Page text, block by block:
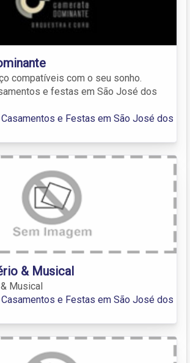
compatíveis com o seu sonho.
e festas em São José dos
Casamentos e Festas em São José dos
& Musical
Musical
Casamentos e Festas em São José dos